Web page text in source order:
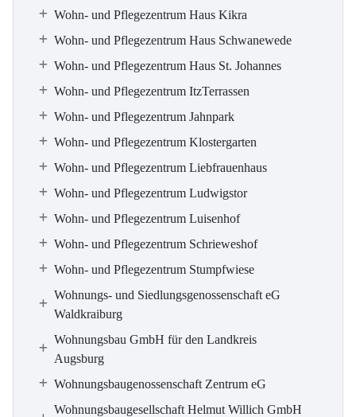
Wohn- und Pflegezentrum Haus Kikra
Wohn- und Pflegezentrum Haus Schwanewede
Wohn- und Pflegezentrum Haus St. Johannes
Wohn- und Pflegezentrum ItzTerrassen
Wohn- und Pflegezentrum Jahnpark
Wohn- und Pflegezentrum Klostergarten
Wohn- und Pflegezentrum Liebfrauenhaus
Wohn- und Pflegezentrum Ludwigstor
Wohn- und Pflegezentrum Luisenhof
Wohn- und Pflegezentrum Schrieweshof
Wohn- und Pflegezentrum Stumpfwiese
Wohnungs- und Siedlungsgenossenschaft eG
Waldkraiburg
Wohnungsbau GmbH für den Landkreis
Augsburg
Wohnungsbaugenossenschaft Zentrum eG
Wohnungsbaugesellschaft Helmut Willich GmbH